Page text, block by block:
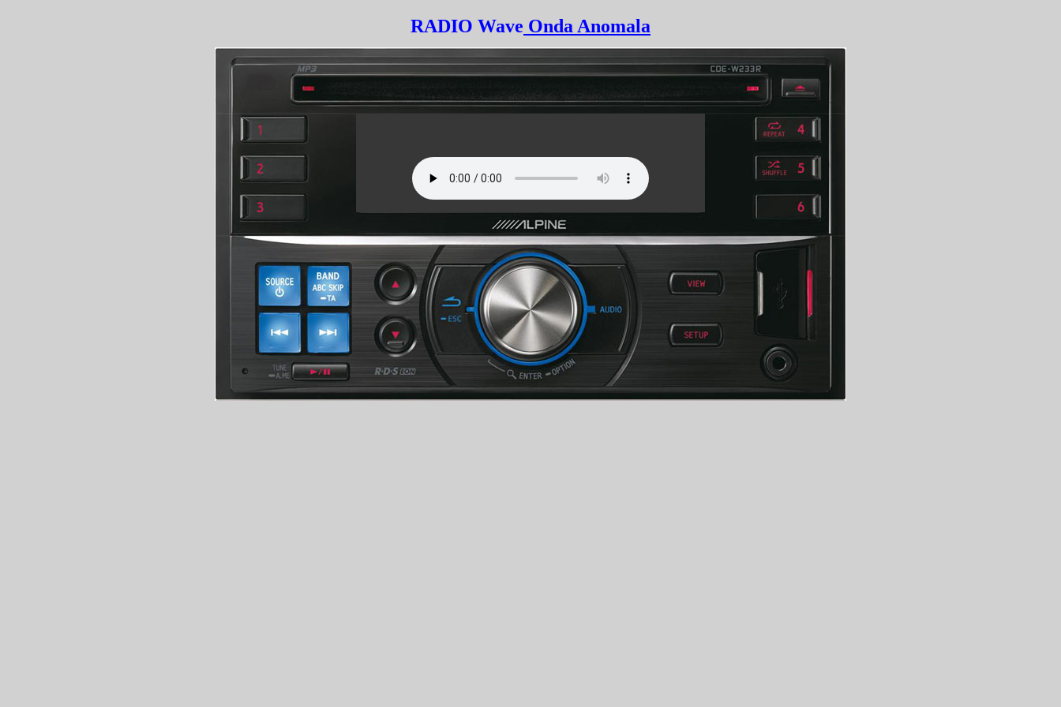
RADIO Wave Onda Anomala